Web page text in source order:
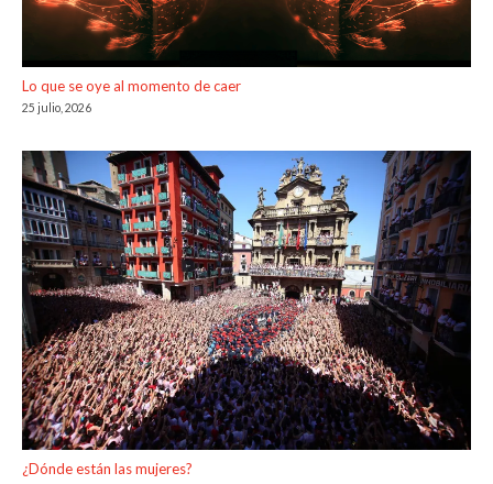
Lo que se oye al momento de caer
25 julio, 2026
¿Dónde están las mujeres?